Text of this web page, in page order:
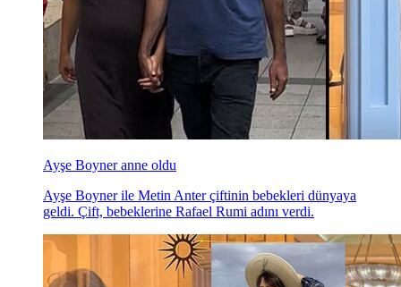
Ayşe Boyner anne oldu
Ayşe Boyner ile Metin Anter çiftinin bebekleri dünyaya
geldi. Çift, bebeklerine Rafael Rumi adını verdi.